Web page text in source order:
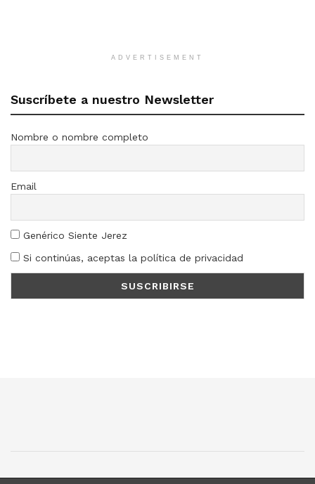
ADVERTISEMENT
Suscríbete a nuestro Newsletter
Nombre o nombre completo
Email
Genérico Siente Jerez
Si continúas, aceptas la política de privacidad